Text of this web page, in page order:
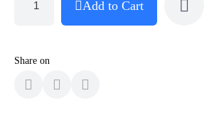
Add to Cart
Share on